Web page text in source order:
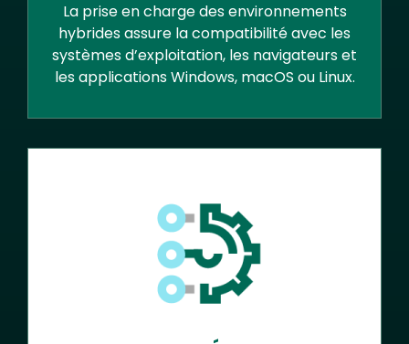
La prise en charge des environnements
hybrides assure la compatibilité avec les
systèmes d’exploitation, les navigateurs et
les applications Windows, macOS ou Linux.